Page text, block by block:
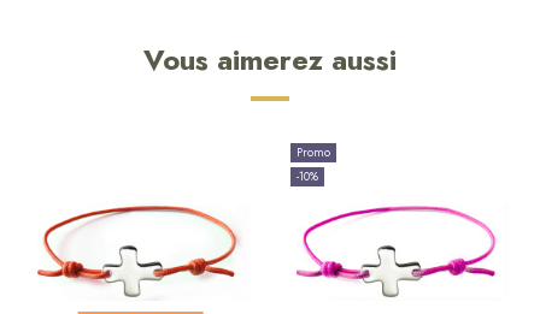
Vous aimerez aussi
Promo
-10%